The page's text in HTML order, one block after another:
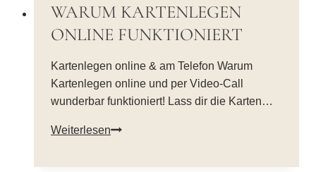
WARUM KARTENLEGEN
ONLINE FUNKTIONIERT
Kartenlegen online & am Telefon Warum
Kartenlegen online und per Video-Call
wunderbar funktioniert! Lass dir die Karten…
WeiterlesenWarum
online